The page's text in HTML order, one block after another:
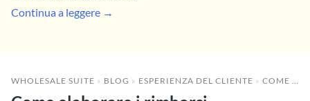
Continua a leggere →
WHOLESALE SUITE » BLOG » ESPERIENZA DEL CLIENTE » COME ELABORARE I RIMBORSI WOOCOMMERCE PER IL TUO NEGOZIO (GUIDA FACILE)